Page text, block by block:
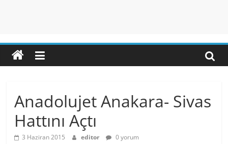
Anadolujet Anakara- Sivas
Hattını Açtı
3 Haziran 2015 editor 0 yorum